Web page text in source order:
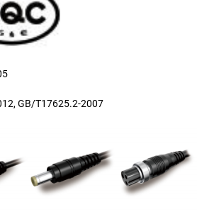
GB/T17625.2-2007